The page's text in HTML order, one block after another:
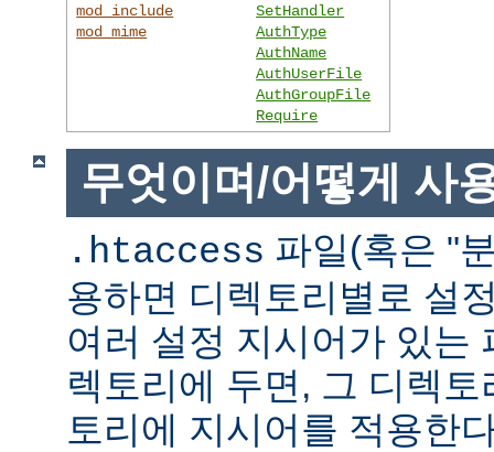
mod_include
mod_mime
SetHandler
AuthType
AuthName
AuthUserFile
AuthGroupFile
Require
무엇이며/어떻게 사
.htaccess 파일(혹은 "
용하면 디렉토리별로 설
여러 설정 지시어가 있는
렉토리에 두면, 그 디렉
토리에 지시어를 적용한